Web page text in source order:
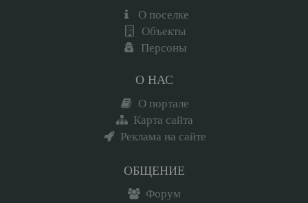
О поселке
Объекты
Персоны
О НАС
О портале
Карта сайта
Реклама на сайте
ОБЩЕНИЕ
Форум